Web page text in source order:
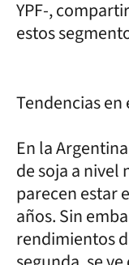
YPF-,
estos
Tendencias
En la
de soja a
parecen estar
años. Sin
rendimientos